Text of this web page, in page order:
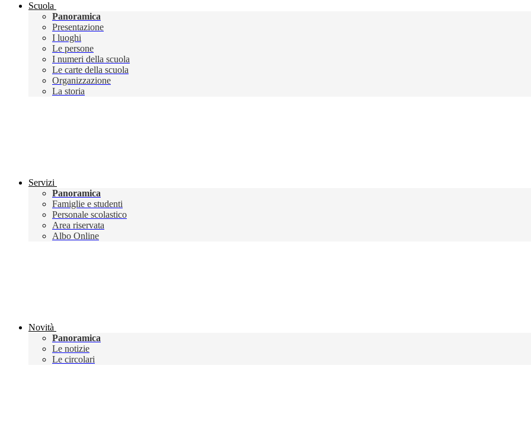
Scuola
Panoramica
Presentazione
I luoghi
Le persone
I numeri della scuola
Le carte della scuola
Organizzazione
La storia
Servizi
Panoramica
Famiglie e studenti
Personale scolastico
Area riservata
Albo Online
Novità
Panoramica
Le notizie
Le circolari